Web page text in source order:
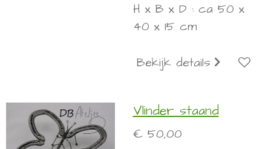
H x B x D : ca 50 x
40 x 15 cm
Bekijk details
Vlinder staand
€ 50,00